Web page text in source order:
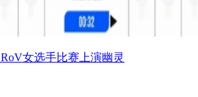
女选手比赛上演幽灵